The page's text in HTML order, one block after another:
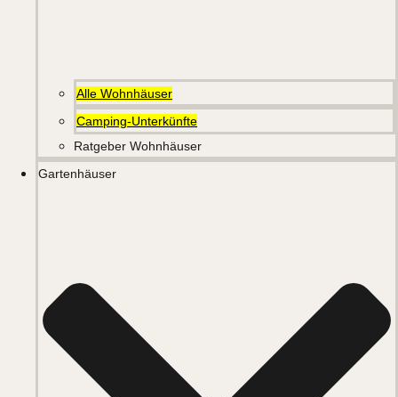
Alle Wohnhäuser
Camping-Unterkünfte
Ratgeber Wohnhäuser
Gartenhäuser